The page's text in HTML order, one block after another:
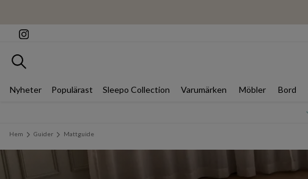
Sök
Nyheter Populärast Sleepo Collection Varumärken Möbler Bord
Hem Guider Mattguide